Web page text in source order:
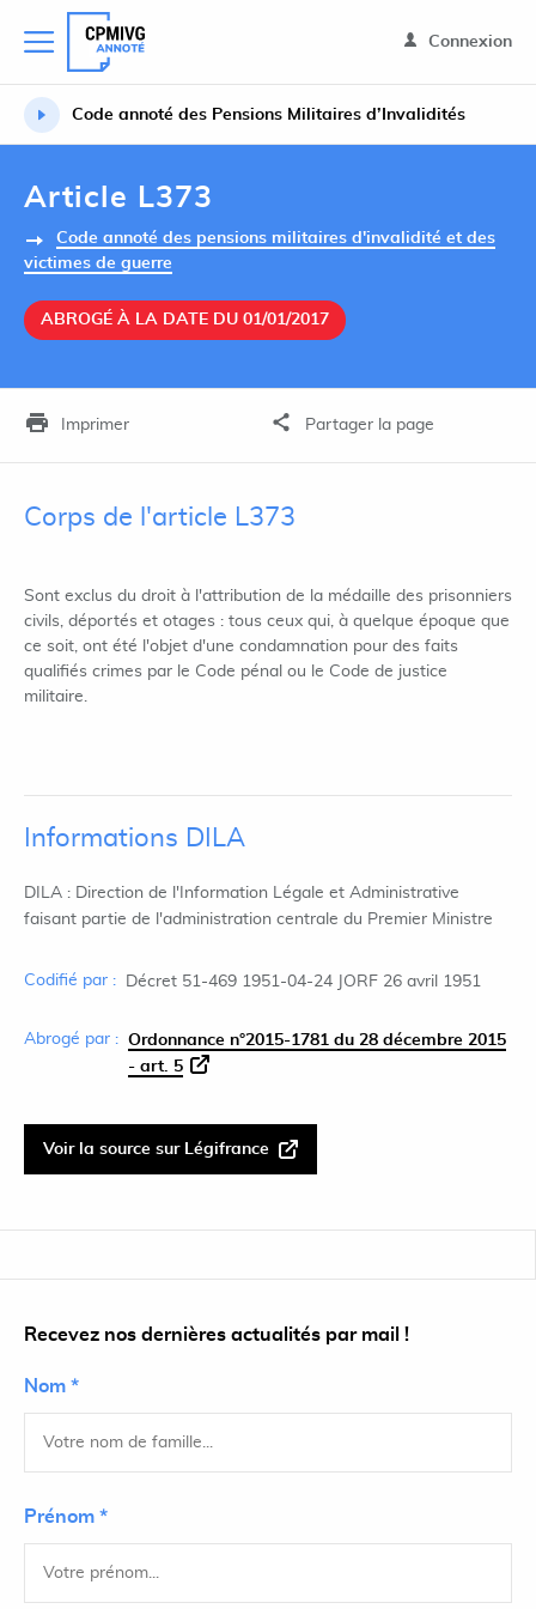
Connexion
Code annoté des Pensions Militaires d’Invalidités
Article L373
Code annoté des pensions militaires d'invalidité et des
victimes de guerre
ABROGÉ À LA DATE DU 01/01/2017
Imprimer Partager la page
Corps de l'article L373
Sont exclus du droit à l'attribution de la médaille des prisonniers
civils, déportés et otages : tous ceux qui, à quelque époque que
ce soit, ont été l'objet d'une condamnation pour des faits
qualifiés crimes par le Code pénal ou le Code de justice
militaire.
Informations DILA
DILA : Direction de l'Information Légale et Administrative
faisant partie de l'administration centrale du Premier Ministre
Codifié par : Décret 51-469 1951-04-24 JORF 26 avril 1951
Abrogé par : Ordonnance n°2015-1781 du 28 décembre 2015
- art. 5
Voir la source sur Légifrance
Recevez nos dernières actualités par mail !
Nom *
Prénom *